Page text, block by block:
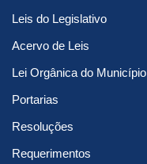
Leis do Legislativo
Acervo de Leis
Lei Orgânica do Município
Portarias
Resoluções
Requerimentos